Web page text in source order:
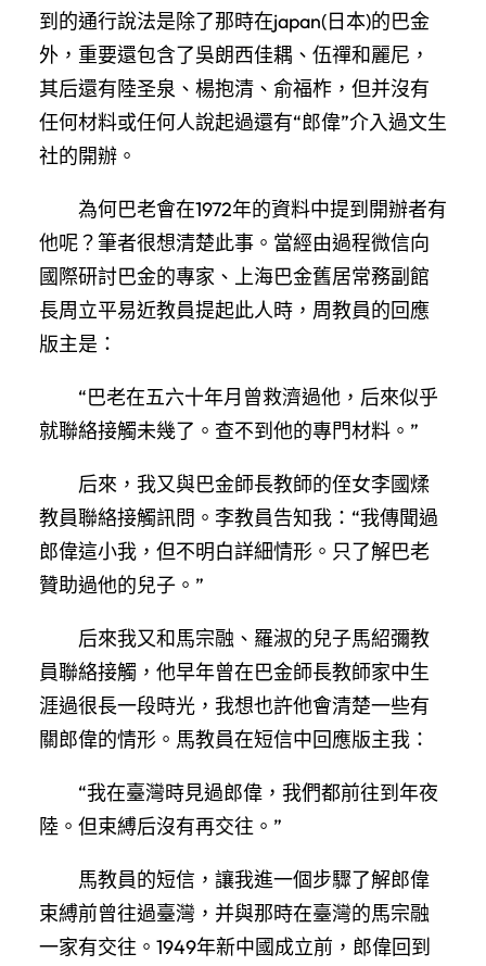
到的通行說法是除了那時在japan(日本)的巴金
外，重要還包含了吳朗西佳耦、伍禪和麗尼，
其后還有陸圣泉、楊抱清、俞福柞，但并沒有
任何材料或任何人說起過還有“郎偉”介入過文生
社的開辦。
為何巴老會在1972年的資料中提到開辦者有
他呢？筆者很想清楚此事。當經由過程微信向
國際研討巴金的專家、上海巴金舊居常務副館
長周立平易近教員提起此人時，周教員的回應
版主是：
“巴老在五六十年月曾救濟過他，后來似乎
就聯絡接觸未幾了。查不到他的專門材料。”
后來，我又與巴金師長教師的侄女李國煣
教員聯絡接觸訊問。李教員告知我：“我傳聞過
郎偉這小我，但不明白詳細情形。只了解巴老
贊助過他的兒子。”
后來我又和馬宗融、羅淑的兒子馬紹彌教
員聯絡接觸，他早年曾在巴金師長教師家中生
涯過很長一段時光，我想也許他會清楚一些有
關郎偉的情形。馬教員在短信中回應版主我：
“我在臺灣時見過郎偉，我們都前往到年夜
陸。但束縛后沒有再交往。”
馬教員的短信，讓我進一個步驟了解郎偉
束縛前曾往過臺灣，并與那時在臺灣的馬宗融
一家有交往。1949年新中國成立前，郎偉回到